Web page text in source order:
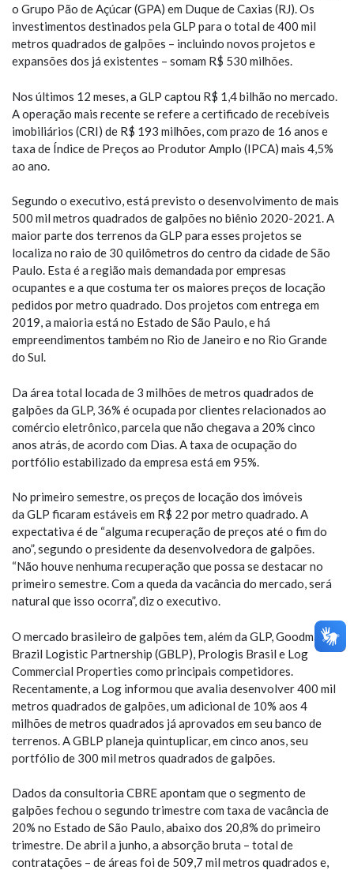
o Grupo Pão de Açúcar (GPA) em Duque de Caxias (RJ). Os
investimentos destinados pela GLP para o total de 400 mil
metros quadrados de galpões – incluindo novos projetos e
expansões dos já existentes – somam R$ 530 milhões.
Nos últimos 12 meses, a GLP captou R$ 1,4 bilhão no mercado.
A operação mais recente se refere a certificado de recebíveis
imobiliários (CRI) de R$ 193 milhões, com prazo de 16 anos e
taxa de Índice de Preços ao Produtor Amplo (IPCA) mais 4,5%
ao ano.
Segundo o executivo, está previsto o desenvolvimento de mais
500 mil metros quadrados de galpões no biênio 2020-2021. A
maior parte dos terrenos da GLP para esses projetos se
localiza no raio de 30 quilômetros do centro da cidade de São
Paulo. Esta é a região mais demandada por empresas
ocupantes e a que costuma ter os maiores preços de locação
pedidos por metro quadrado. Dos projetos com entrega em
2019, a maioria está no Estado de São Paulo, e há
empreendimentos também no Rio de Janeiro e no Rio Grande
do Sul.
Da área total locada de 3 milhões de metros quadrados de
galpões da GLP, 36% é ocupada por clientes relacionados ao
comércio eletrônico, parcela que não chegava a 20% cinco
anos atrás, de acordo com Dias. A taxa de ocupação do
portfólio estabilizado da empresa está em 95%.
No primeiro semestre, os preços de locação dos imóveis
da GLP ficaram estáveis em R$ 22 por metro quadrado. A
expectativa é de “alguma recuperação de preços até o fim do
ano”, segundo o presidente da desenvolvedora de galpões.
“Não houve nenhuma recuperação que possa se destacar no
primeiro semestre. Com a queda da vacância do mercado, será
natural que isso ocorra”, diz o executivo.
O mercado brasileiro de galpões tem, além da GLP, Goodman
Brazil Logistic Partnership (GBLP), Prologis Brasil e Log
Commercial Properties como principais competidores.
Recentamente, a Log informou que avalia desenvolver 400 mil
metros quadrados de galpões, um adicional de 10% aos 4
milhões de metros quadrados já aprovados em seu banco de
terrenos. A GBLP planeja quintuplicar, em cinco anos, seu
portfólio de 300 mil metros quadrados de galpões.
Dados da consultoria CBRE apontam que o segmento de
galpões fechou o segundo trimestre com taxa de vacância de
20% no Estado de São Paulo, abaixo dos 20,8% do primeiro
trimestre. De abril a junho, a absorção bruta – total de
contratações – de áreas foi de 509,7 mil metros quadrados e,